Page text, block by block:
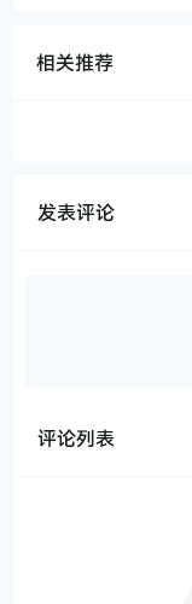
相关推荐
发表评论
评论列表